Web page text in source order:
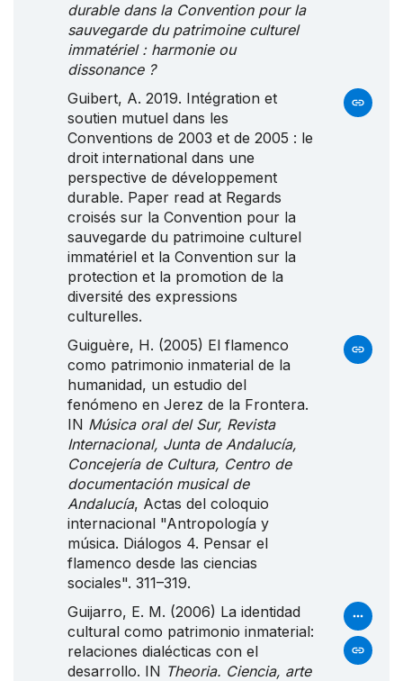
durable dans la Convention pour la
sauvegarde du patrimoine culturel
immatériel : harmonie ou
dissonance ?
Guibert, A. 2019. Intégration et
soutien mutuel dans les
Conventions de 2003 et de 2005 : le
droit international dans une
perspective de développement
durable. Paper read at Regards
croisés sur la Convention pour la
sauvegarde du patrimoine culturel
immatériel et la Convention sur la
protection et la promotion de la
diversité des expressions
culturelles.
Guiguère, H. (2005) El flamenco
como patrimonio inmaterial de la
humanidad, un estudio del
fenómeno en Jerez de la Frontera.
IN Música oral del Sur, Revista
Internacional, Junta de Andalucía,
Concejería de Cultura, Centro de
documentación musical de
Andalucía, Actas del coloquio
internacional "Antropología y
música. Diálogos 4. Pensar el
flamenco desde las ciencias
sociales". 311–319.
Guijarro, E. M. (2006) La identidad
cultural como patrimonio inmaterial:
relaciones dialécticas con el
desarrollo. IN Theoria. Ciencia, arte